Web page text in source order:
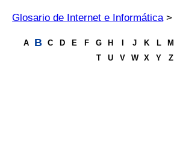
Glosario de Internet e Informática>
A B C D E F G H J K L M
T
U V W X Y Z